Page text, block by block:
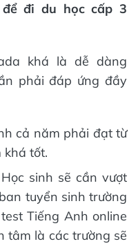
đi du học cấp 3
khá là dễ dàng
phải đáp ứng đầy
cả năm phải đạt từ
khá tốt.
sinh sẽ cần vượt
tuyển sinh trường
Tiếng Anh online
tâm là các trường sẽ